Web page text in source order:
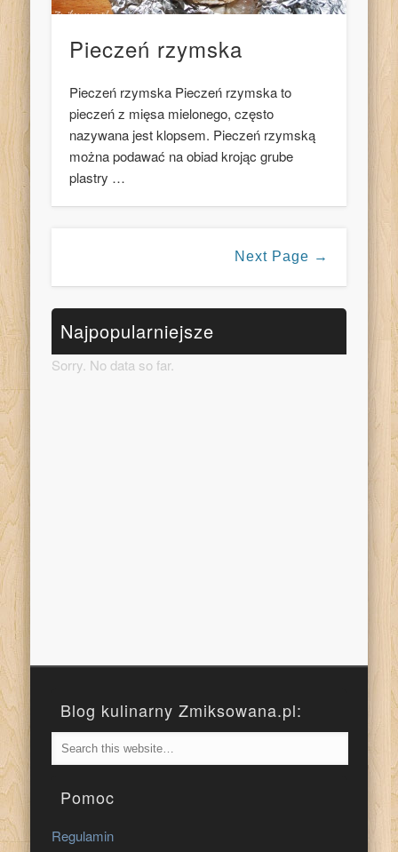
Pieczeń rzymska
Pieczeń rzymska Pieczeń rzymska to
pieczeń z mięsa mielonego, często
nazywana jest klopsem. Pieczeń rzymską
można podawać na obiad krojąc grube
plastry …
Next Page →
Najpopularniejsze
Sorry. No data so far.
Blog kulinarny Zmiksowana.pl:
Pomoc
Regulamin